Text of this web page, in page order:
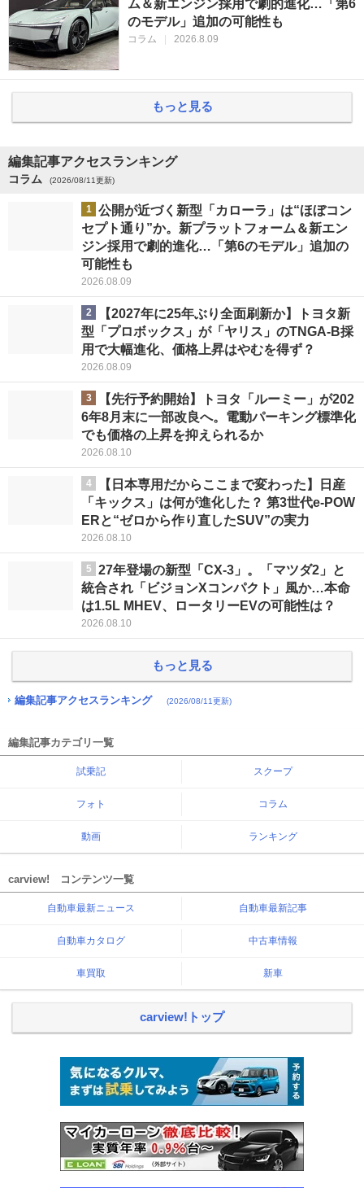
ム＆新エンジン採用で劇的進化…「第6
のモデル」追加の可能性も
コラム 2026.8.09
もっと見る
編集記事アクセスランキング
コラム (2026/08/11更新)
1
公開が近づく新型「カローラ」は“ほぼコン
セプト通り”か。新プラットフォーム＆新エン
ジン採用で劇的進化…「第6のモデル」追加の
可能性も
2026.08.09
2
【2027年に25年ぶり全面刷新か】トヨタ新
型「プロボックス」が「ヤリス」のTNGA-B採
用で大幅進化、価格上昇はやむを得ず？
2026.08.09
3
【先行予約開始】トヨタ「ルーミー」が202
6年8月末に一部改良へ。電動パーキング標準化
でも価格の上昇を抑えられるか
2026.08.10
4
【日本専用だからここまで変わった】日産
「キックス」は何が進化した？ 第3世代e-POW
ERと“ゼロから作り直したSUV”の実力
2026.08.10
5
27年登場の新型「CX-3」。「マツダ2」と
統合され「ビジョンXコンパクト」風か…本命
は1.5L MHEV、ロータリーEVの可能性は？
2026.08.10
もっと見る
編集記事アクセスランキング (2026/08/11更新)
編集記事カテゴリ一覧
試乗記 スクープ
フォト コラム
動画 ランキング
carview! コンテンツ一覧
自動車最新ニュース 自動車最新記事
自動車カタログ 中古車情報
車買取 新車
carview!トップ